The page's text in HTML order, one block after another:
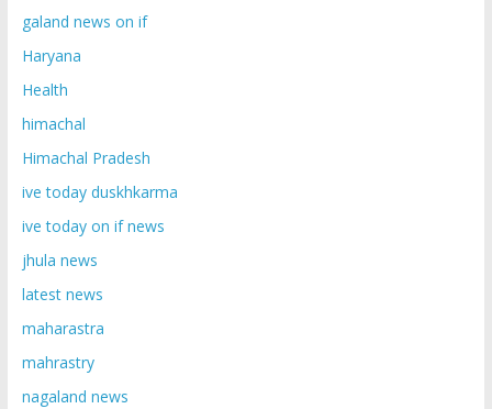
galand news on if
Haryana
Health
himachal
Himachal Pradesh
ive today duskhkarma
ive today on if news
jhula news
latest news
maharastra
mahrastry
nagaland news